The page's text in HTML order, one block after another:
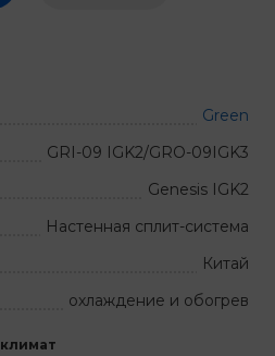
Green
GRI-09 IGK2/GRO-09IGK3
Genesis IGK2
Настенная сплит-система
Китай
охлаждение и обогрев